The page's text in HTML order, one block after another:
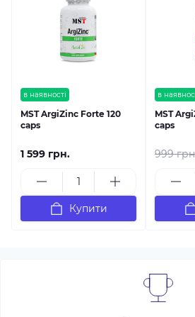
в наявності
MST ArgiZinc Forte 120
caps
1 599 грн.
Купити
в
MST
caps
999